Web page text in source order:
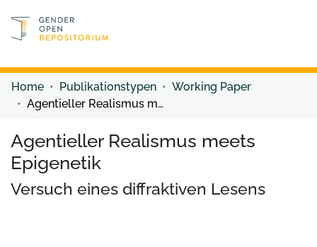
Discover content
Home Publikationstypen
Working Paper
Agentieller Realismus meets Epigenetik
Agentieller Realismus meets
Epigenetik
Versuch eines diffraktiven Lesens